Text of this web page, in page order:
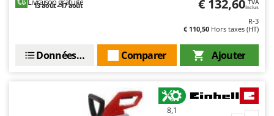
Trotec
13 août - 17 août € 132,60Inclus
R-3
€ 110,50 Hors taxes (HT)
Ajouter
Comparer
Données techniques
8,1